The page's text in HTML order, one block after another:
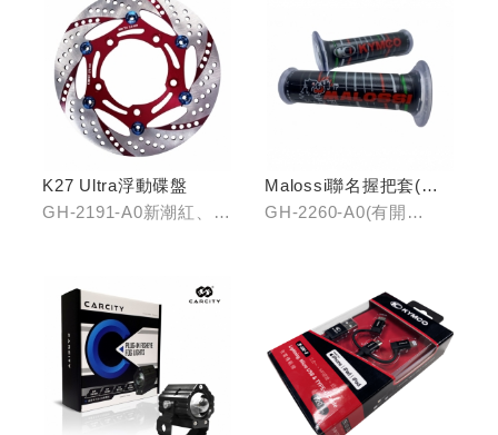
K27 Ultra浮動碟盤
GH-2191-A0新潮紅、
Malossi聯名握把套(有
開口)/(無開口)
GH-2260-A0(有開